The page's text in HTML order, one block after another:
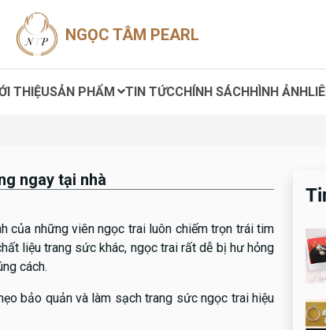
NGỌC TÂM PEARL
THIỆUSẢN PHẨM TIN TỨCCHÍNH SÁCHHÌNH ẢNH
ngay tại nhà
của những viên ngọc trai luôn chiếm trọn trái tim
liệu trang sức khác, ngọc trai rất dễ bị hư hỏng
cách.
bảo quản và làm sạch trang sức ngọc trai hiệu